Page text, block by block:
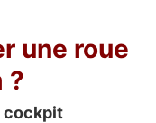
une roue
?
cockpit